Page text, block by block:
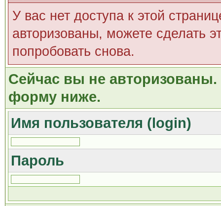
У вас нет доступа к этой
авторизованы, можете сделать
попробовать снова.
Сейчас вы не авторизованы.
форму ниже.
Имя пользователя (login)
Пароль